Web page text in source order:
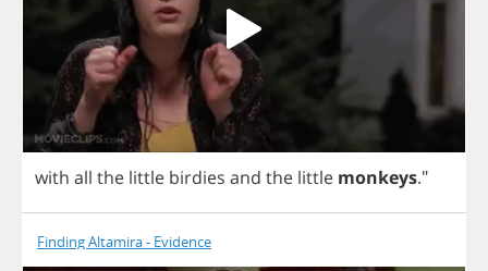
with all the little birdies and the little monkeys."
Finding Altamira - Evidence